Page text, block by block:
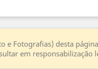
e Fotografias) desta
em responsabilização